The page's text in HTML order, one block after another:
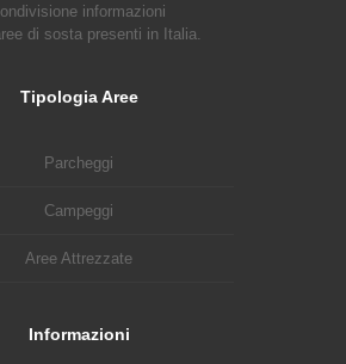
informazioni
di sosta presenti in Italia.
Tipologia Aree
Parcheggi
Campeggi
Aree Attrezzate
Informazioni